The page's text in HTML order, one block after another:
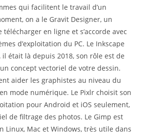
qui facilitent le travail d’un
on a le Gravit Designer, un
en ligne et s’accorde avec
d’exploitation du PC. Le Inkscape
il était là depuis 2018, son rôle est de
concept vectoriel de votre dessin.
aider les graphistes au niveau du
mode numérique. Le Pixlr choisit son
pour Android et iOS seulement,
de filtrage des photos. Le Gimp est
Linux, Mac et Windows, très utile dans